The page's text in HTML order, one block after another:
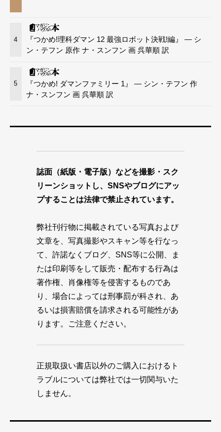
4
『つかめ!理科ダマン 12 最強ロボット決戦!編』 — シ
ン・テフン 原作 ナ・スンフン 画 呉華順 訳
5
『つかめ! ダマンファミリー 1』 — シン・テフン 作
ナ・スンフン 画 呉華順 訳
誌面（紙版・電子版）などを撮影・スク
リーンショットし、SNSやブログにアッ
プすることは法律で禁止されています。
弊社刊行物に掲載されている写真および
文章を、写真撮影やスキャン等を行なっ
て、許諾なくブログ、SNS等に公開、ま
たは印刷等をして販売・配布する行為は
著作権、肖像権等を侵害するものであ
り、場合によっては刑事罰が科され、あ
るいは損害賠償を請求される可能性があ
ります。ご注意ください。
正規取扱い書店以外のご購入におけるト
ラブルについては弊社では一切関与いた
しません。